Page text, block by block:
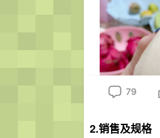
2.销售及规格